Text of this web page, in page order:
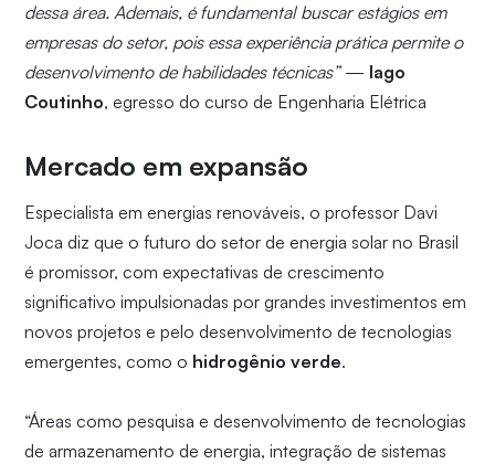
dessa área. Ademais, é fundamental buscar estágios em
empresas do setor, pois essa experiência prática permite o
desenvolvimento de habilidades técnicas”— Iago
Coutinho, egresso do curso de Engenharia Elétrica
Mercado em expansão
Especialista em energias renováveis, o professor Davi
Joca diz que o futuro do setor de energia solar no Brasil
é promissor, com expectativas de crescimento
significativo impulsionadas por grandes investimentos em
novos projetos e pelo desenvolvimento de tecnologias
emergentes, como o hidrogênio verde.
“Áreas como pesquisa e desenvolvimento de tecnologias
de armazenamento de energia, integração de sistemas